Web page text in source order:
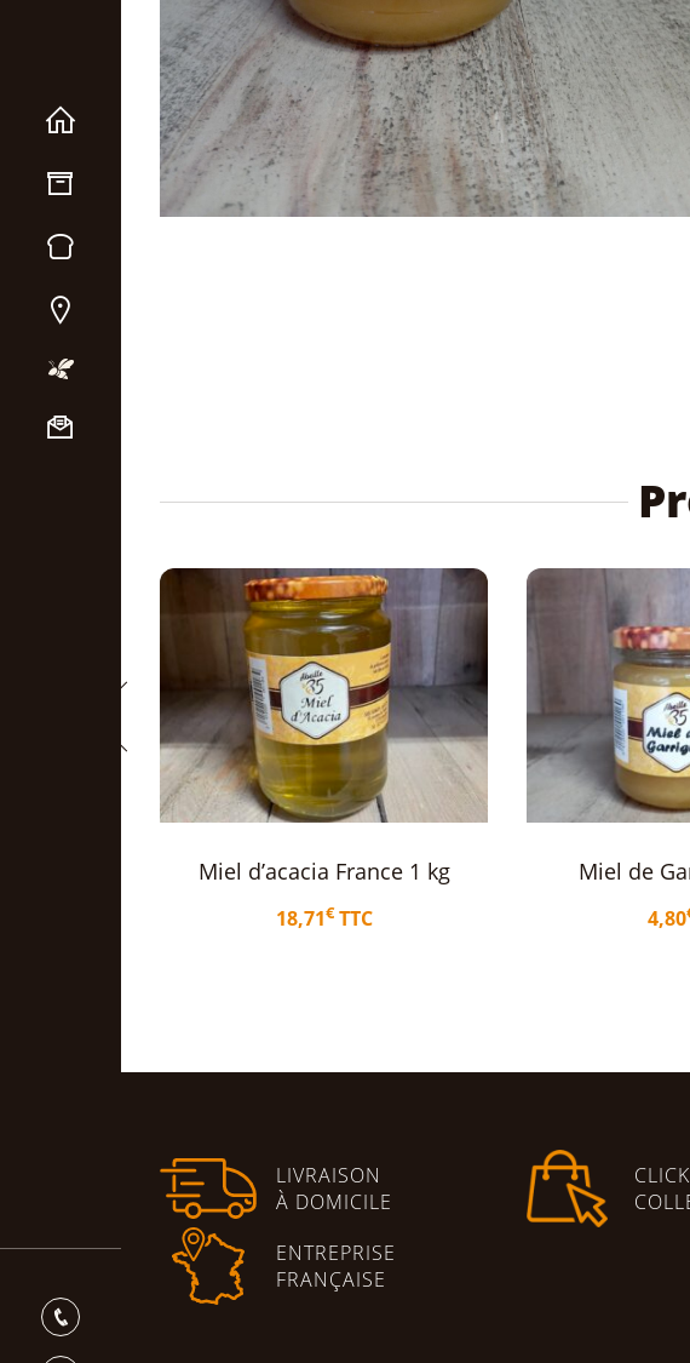
Miel de Garrigue 250g
4,80€ TTC
Miel de
6,30
LIVRAISON
À DOMICILE
ENTREPRISE
FRANÇAISE